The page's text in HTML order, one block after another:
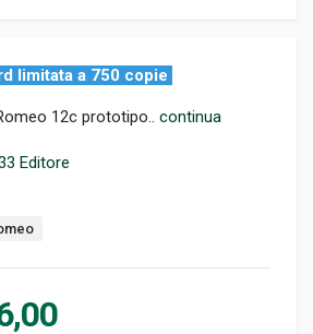
limitata a 750 copie
12c prototipo.. continua
Editore